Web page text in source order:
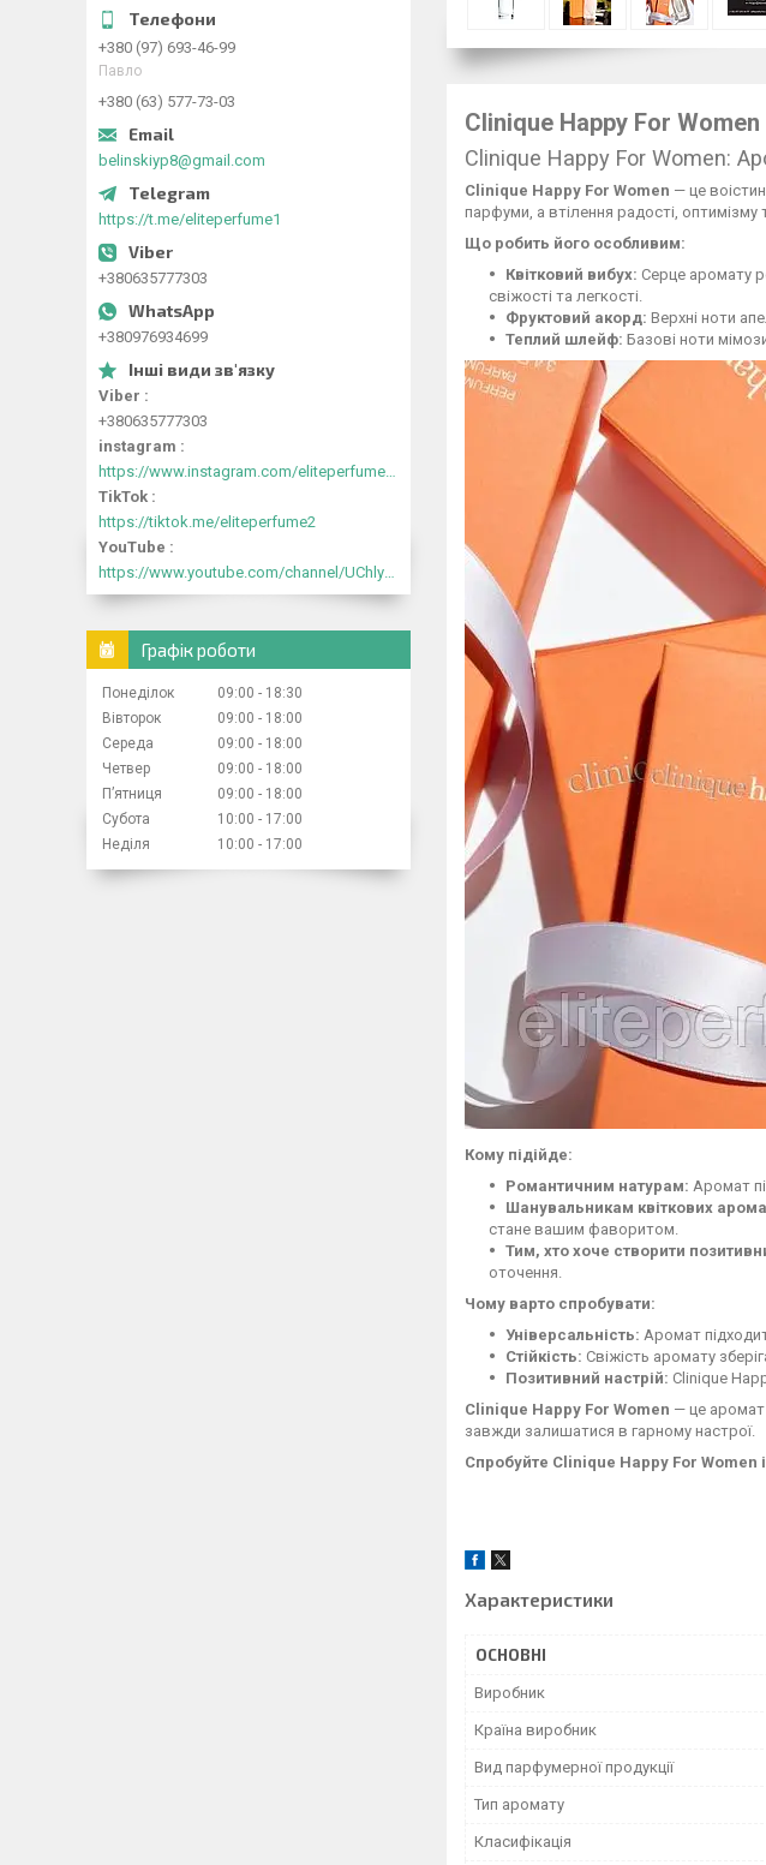
Clinique Happy For
Clinique Happy For Women:
Clinique Happy For Women — це
парфуми, а втілення радості,
Що робить його особливим:
Квітковий вибух: Серце аромату
свіжості та легкості.
Фруктовий акорд: Верхні ноти
Теплий шлейф: Базові ноти
Кому підійде:
Романтичним натурам: Аромат
Шанувальникам квіткових
стане вашим фаворитом.
Тим, хто хоче створити
оточення.
Чому варто спробувати:
Універсальність: Аромат
Стійкість: Свіжість аромату
Позитивний настрій: Clinique
Clinique Happy For Women — це аромат
завжди залишатися в гарному настрої.
Спробуйте Clinique Happy For Women
Характеристики
ОСНОВНІ
Виробник
Країна виробник
Вид парфумерної продукції
Тип аромату
Класифікація
+380 (97) 693-46-99
Павло
+380 (63) 577-73-03
belinskiyp8@gmail.com
https://t.me/eliteperfume1
+380635777303
+380976934699
Viber
+380635777303
instagram
https://www.instagram.com/eliteperfume2030/
TikTok
https://tiktok.me/eliteperfume2
YouTube
https://www.youtube.com/channel/UChlyrHV155UsxbND9N3hYJA
Графік роботи
Понеділок 09:00
18:30
Вівторок
09:00
18:00
Середа
09:00
18:00
Четвер
09:00
18:00
Пʼятниця
09:00
18:00
Субота
10:00
17:00
Неділя
10:00 17:00